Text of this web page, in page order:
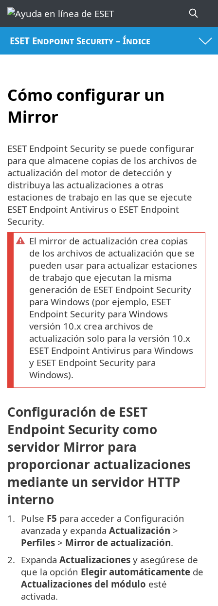
ESET Endpoint Security – Índice
Cómo configurar un
Mirror
ESET Endpoint Security se puede configurar
para que almacene copias de los archivos de
actualización del motor de detección y
distribuya las actualizaciones a otras
estaciones de trabajo en las que se ejecute
ESET Endpoint Antivirus o ESET Endpoint
Security.
El mirror de actualización crea copias
de los archivos de actualización que se
pueden usar para actualizar estaciones
de trabajo que ejecutan la misma
generación de ESET Endpoint Security
para Windows (por ejemplo, ESET
Endpoint Security para Windows
versión 10.x crea archivos de
actualización solo para la versión 10.x
ESET Endpoint Antivirus para Windows
y ESET Endpoint Security para
Windows).
Configuración de ESET
Endpoint Security como
servidor Mirror para
proporcionar actualizaciones
mediante un servidor HTTP
interno
Pulse F5 para acceder a Configuración
avanzada y expanda Actualización >
Perfiles > Mirror de actualización.
Expanda Actualizaciones y asegúrese de
que la opción Elegir automáticamente de
Actualizaciones del módulo esté
activada.